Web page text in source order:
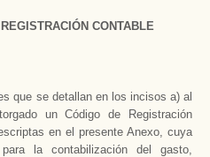
CONTABLE
que se detallan en los incisos a) al
un Código de Registración
en el presente Anexo, cuya
la contabilización del gasto,